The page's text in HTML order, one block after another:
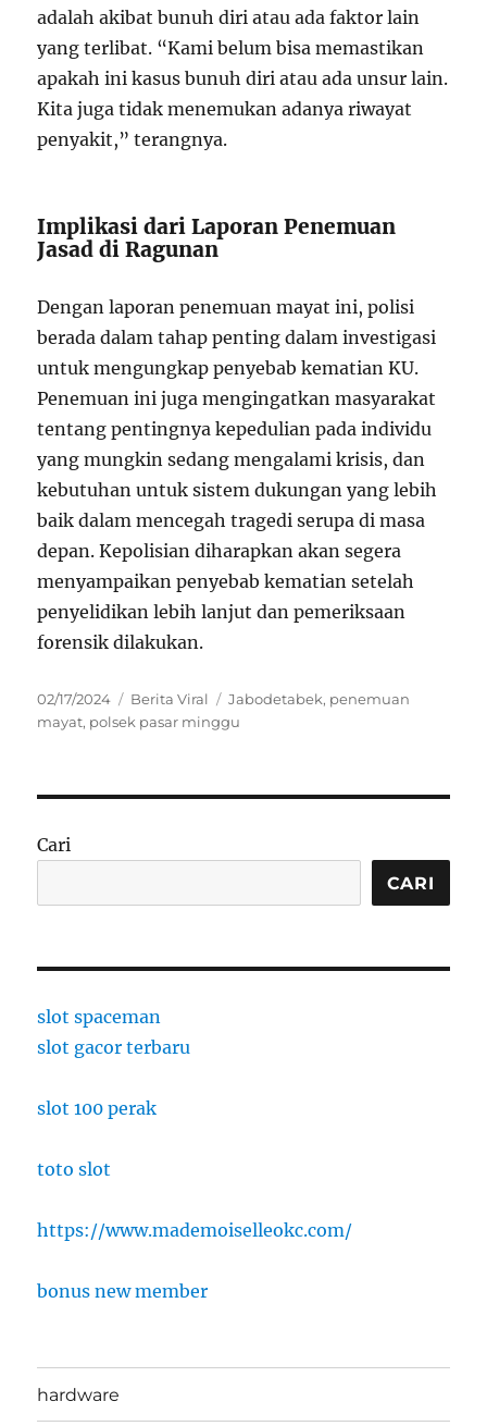
adalah akibat bunuh diri atau ada faktor lain
yang terlibat. “Kami belum bisa memastikan
apakah ini kasus bunuh diri atau ada unsur lain.
Kita juga tidak menemukan adanya riwayat
penyakit,” terangnya.
Implikasi dari Laporan Penemuan
Jasad di Ragunan
Dengan laporan penemuan mayat ini, polisi
berada dalam tahap penting dalam investigasi
untuk mengungkap penyebab kematian KU.
Penemuan ini juga mengingatkan masyarakat
tentang pentingnya kepedulian pada individu
yang mungkin sedang mengalami krisis, dan
kebutuhan untuk sistem dukungan yang lebih
baik dalam mencegah tragedi serupa di masa
depan. Kepolisian diharapkan akan segera
menyampaikan penyebab kematian setelah
penyelidikan lebih lanjut dan pemeriksaan
forensik dilakukan.
Posted
on
02/17/2024 Categories
Berita Viral Tags
Jabodetabek, penemuan
mayat, polsek pasar minggu
Cari
CARI
slot spaceman
slot gacor terbaru
slot 100 perak
toto slot
https://www.mademoiselleokc.com/
bonus new member
hardware